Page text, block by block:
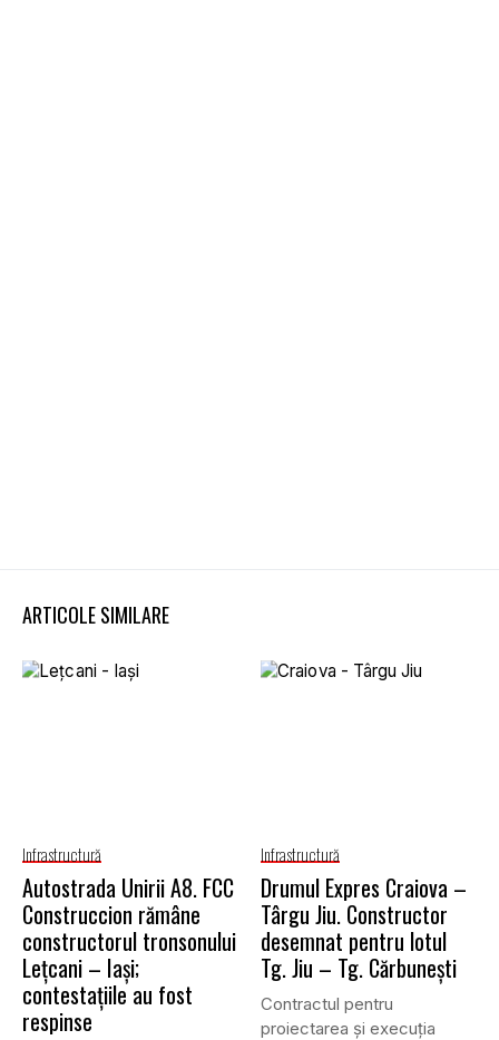
ARTICOLE SIMILARE
Infrastructură
Autostrada Unirii A8. FCC
Construccion rămâne
constructorul tronsonului
Lețcani – Iași;
contestațiile au fost
respinse
Infrastructură
Drumul Expres Craiova –
Târgu Jiu. Constructor
desemnat pentru lotul
Tg. Jiu – Tg. Cărbunești
Contractul pentru
proiectarea și execuția